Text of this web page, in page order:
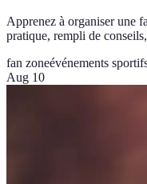
Apprenez à organiser une
pratique, rempli de
fan zoneévénements
Aug 10